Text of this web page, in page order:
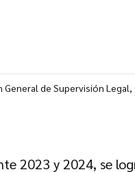
General de Supervisión
2023 y 2024, se